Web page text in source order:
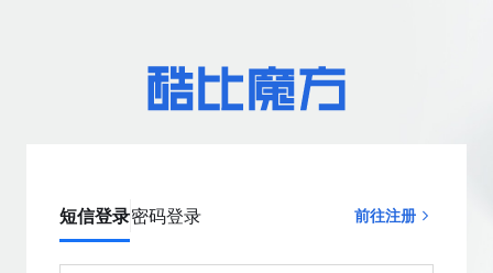
短信登录密码登录 前往注册